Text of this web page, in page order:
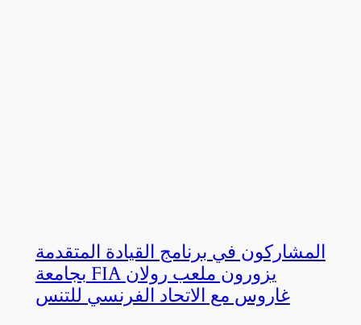
المشاركون في برنامج القيادة المتقدمة
بجامعة FIA يزورون ملعب رولان
غاروس مع الاتحاد الفرنسي للتنس